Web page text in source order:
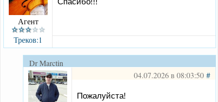
Агент
Треков:1
Dr Marctin
04.07.2026 в 08:03:50#
Пожалуйста!